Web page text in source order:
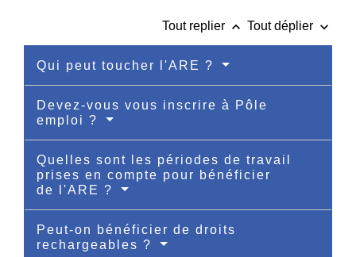
Tout replier keyboard_arrow_up Tout déplier keyboard_arrow_down
Qui peut toucher l'ARE ?
Devez-vous vous inscrire à Pôle
emploi ?
Quelles sont les périodes de travail
prises en compte pour bénéficier
de l'ARE ?
Peut-on bénéficier de droits
rechargeables ?